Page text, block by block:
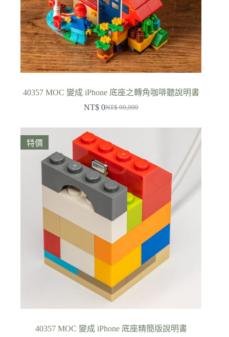
40357 MOC 變成 iPhone 底座之轉角咖啡聽說明書
NT$99,999
始
格：
NT$ 99,999。
NT$0
前
格：
NT$ 0。
特價
40357 MOC 變成 iPhone 底座精簡版說明書